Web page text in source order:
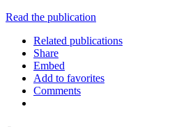
Read the publication
Related publications
Share
Embed
Add to favorites
Comments